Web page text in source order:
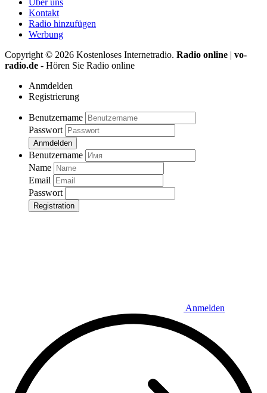
Über uns
Kontakt
Radio hinzufügen
Werbung
Copyright © 2026 Kostenloses Internetradio. Radio online | vo-
radio.de - Hören Sie Radio online
Anmdelden
Registrierung
Benutzername
Passwort
Anmdelden
Benutzername
Name
Email
Passwort
Registration
Anmelden